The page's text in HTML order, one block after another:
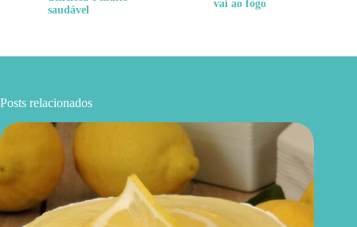
saudável
vai ao fogo
Posts relacionados